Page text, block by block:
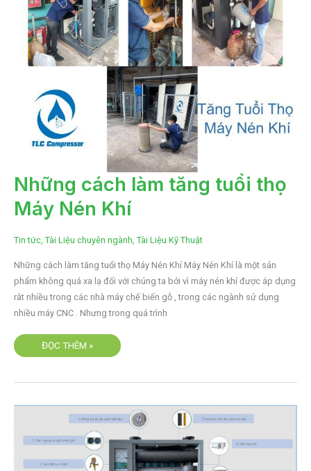
Những cách làm tăng tuổi thọ
Máy Nén Khí
Tin tức Tài Liệu chuyên ngành Tài Liệu Kỹ Thuật
Những cách làm tăng tuổi thọ Máy Nén Khí Máy Nén Khí là một sản
phẩm không quá xa lạ đối với chúng ta bởi vì máy nén khí được áp dụng
rât nhiều trong các nhà máy chế biến gỗ , trong các ngành sử dụng
nhiều máy CNC . Nhưng trong quá trình
NHỮNG
CÁCH
LÀM
TĂNG
TUỔI
THỌ
NÉN
KHÍ
ĐỌC THÊM »